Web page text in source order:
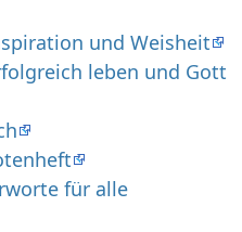
und Weisheit
leben und Gott
für alle